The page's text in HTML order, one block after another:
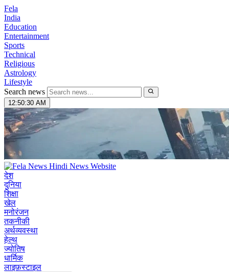
Fela
India
Education
Entertainment
Sports
Technical
Religious
Astrology
Lifestyle
Search news
12:50:31 AM
देश
दुनिया
शिक्षा
खेल
मनोरंजन
तकनीकी
अर्थव्यवस्था
हेल्थ
ज्योतिष
धार्मिक
लाइफ़स्टाइल